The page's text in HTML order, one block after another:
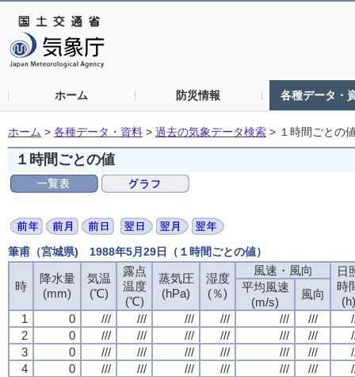
ホーム 防災情報 各種データ・
ホーム > 各種データ・資料 > 過去の気象データ検索 > １時間ごとの
１時間ごとの値
筆甫（宮城県) 1988年5月29日（１時間ごとの値）
時
降水量
(mm)
気温
(℃)
露点
温度
(℃)
蒸気圧
(hPa)
湿度
(％)
風速・風向
日
時
(h)
平均風速
(m/s)
風向
1
0 /// /// /// /// /// ///
2
0 /// /// /// /// /// ///
3
0 /// /// /// /// /// ///
4
0 /// /// /// /// /// ///